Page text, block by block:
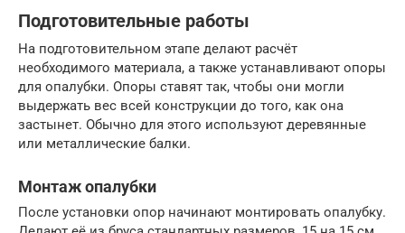
Подготовительные работы
На подготовительном этапе делают расчёт
необходимого материала, а также устанавливают опоры
для опалубки. Опоры ставят так, чтобы они могли
выдержать вес всей конструкции до того, как она
застынет. Обычно для этого используют деревянные
или металлические балки.
Монтаж опалубки
После установки опор начинают монтировать опалубку.